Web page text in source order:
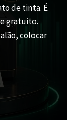
de tinta. É
gratuito.
colocar